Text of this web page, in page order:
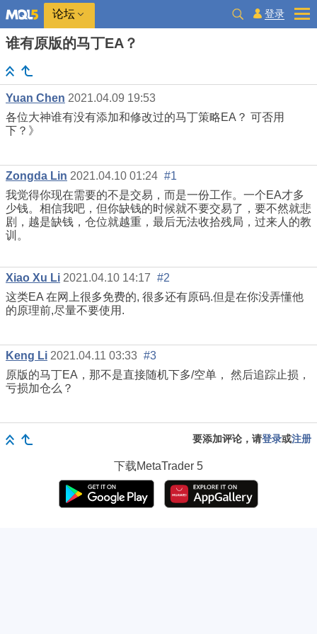
论坛 登录
谁有原版的马丁EA？
Yuan Chen 2021.04.09 19:53
各位大神谁有没有添加和修改过的马丁策略EA？ 可否用
下？》
Zongda Lin 2021.04.10 01:24 #1
我觉得你现在需要的不是交易，而是一份工作。一个EA才多
少钱。相信我吧，但你缺钱的时候就不要交易了，要不然就悲
剧，越是缺钱，仓位就越重，最后无法收拾残局，过来人的教
训。
Xiao Xu Li 2021.04.10 14:17 #2
这类EA 在网上很多免费的, 很多还有原码.但是在你没弄懂他
的原理前,尽量不要使用.
Keng Li 2021.04.11 03:33 #3
原版的马丁EA，那不是直接随机下多/空单， 然后追踪止损，
亏损加仓么？
要添加评论，请登录或注册
下载MetaTrader 5